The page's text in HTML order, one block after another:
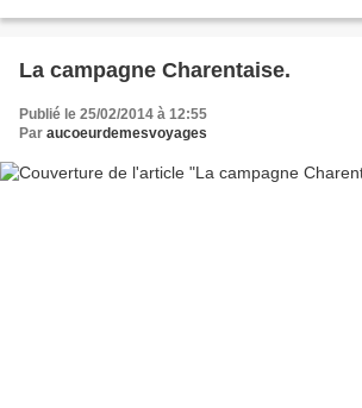
La campagne Charentaise.
Publié le 25/02/2014 à 12:55
Par aucoeurdemesvoyages